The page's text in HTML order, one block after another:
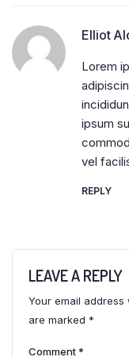
Elliot
Lorem
ipsum
vel
REPLY
LEAVE A REPLY
Your email address
are marked *
Comment*